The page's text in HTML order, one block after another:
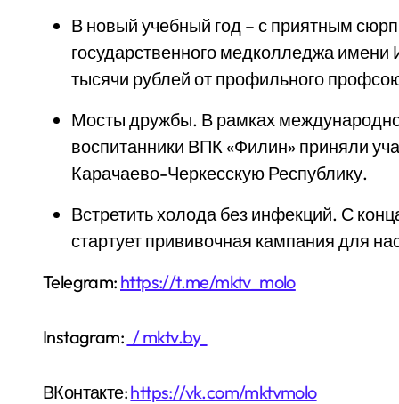
В новый учебный год – с приятным
государственного медколледжа
тысячи рублей от профильного
Мосты дружбы. В рамках
воспитанники ВПК «Филин» приняли
Карачаево-Черкесскую Республику.
Встретить холода без инфекций. С
стартует прививочная кампания для
Telegram: https://t.me/mktv_molo
Instagram: / mktv.by
ВКонтакте:https://vk.com/mktvmolo